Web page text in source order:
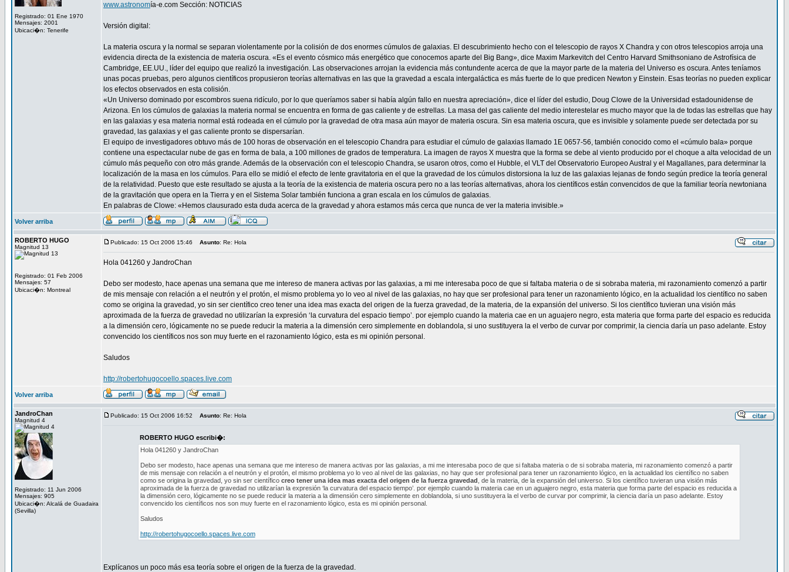
Registrado: 01 Ene 1970
Mensajes: 2001
Ubicaci�n: Tenerife
www.astronomía-e.com Sección: NOTICIAS
Versión digital:
La materia oscura y la normal se separan violentamente por la colisión de dos enormes cúmulos de galaxias. El descubrimiento hecho con el telescopio de rayos X Chandra y con otros telescopios arroja una
evidencia directa de la existencia de materia oscura. «Es el evento cósmico más energético que conocemos aparte del Big Bang», dice Maxim Markevitch del Centro Harvard Smithsoniano de Astrofísica de
Cambridge, EE.UU., líder del equipo que realizó la investigación. Las observaciones arrojan la evidencia más contundente acerca de que la mayor parte de la materia del Universo es oscura. Antes teníamos
unas pocas pruebas, pero algunos científicos propusieron teorías alternativas en las que la gravedad a escala intergaláctica es más fuerte de lo que predicen Newton y Einstein. Esas teorías no pueden explicar
los efectos observados en esta colisión.
«Un Universo dominado por escombros suena ridículo, por lo que queríamos saber si había algún fallo en nuestra apreciación», dice el líder del estudio, Doug Clowe de la Universidad estadounidense de
Arizona. En los cúmulos de galaxias la materia normal se encuentra en forma de gas caliente y de estrellas. La masa del gas caliente del medio interestelar es mucho mayor que la de todas las estrellas que hay
en las galaxias y esa materia normal está rodeada en el cúmulo por la gravedad de otra masa aún mayor de materia oscura. Sin esa materia oscura, que es invisible y solamente puede ser detectada por su
gravedad, las galaxias y el gas caliente pronto se dispersarían.
El equipo de investigadores obtuvo más de 100 horas de observación en el telescopio Chandra para estudiar el cúmulo de galaxias llamado 1E 0657-56, también conocido como el «cúmulo bala» porque
contiene una espectacular nube de gas en forma de bala, a 100 millones de grados de temperatura. La imagen de rayos X muestra que la forma se debe al viento producido por el choque a alta velocidad de un
cúmulo más pequeño con otro más grande. Además de la observación con el telescopio Chandra, se usaron otros, como el Hubble, el VLT del Observatorio Europeo Austral y el Magallanes, para determinar la
localización de la masa en los cúmulos. Para ello se midió el efecto de lente gravitatoria en el que la gravedad de los cúmulos distorsiona la luz de las galaxias lejanas de fondo según predice la teoría general
de la relatividad. Puesto que este resultado se ajusta a la teoría de la existencia de materia oscura pero no a las teorías alternativas, ahora los científicos están convencidos de que la familiar teoría newtoniana
de la gravitación que opera en la Tierra y en el Sistema Solar también funciona a gran escala en los cúmulos de galaxias.
En palabras de Clowe: «Hemos clausurado esta duda acerca de la gravedad y ahora estamos más cerca que nunca de ver la materia invisible.»
Volver arriba
ROBERTO HUGO
Magnitud 13
Registrado: 01 Feb 2006
Mensajes: 57
Ubicaci�n: Montreal
Publicado: 15 Oct 2006 15:46 Asunto: Re: Hola
Hola 041260 y JandroChan
Debo ser modesto, hace apenas una semana que me intereso de manera activas por las galaxias, a mi me interesaba poco de que si faltaba materia o de si sobraba materia, mi razonamiento comenzó a partir
de mis mensaje con relación a el neutrón y el protón, el mismo problema yo lo veo al nivel de las galaxias, no hay que ser profesional para tener un razonamiento lógico, en la actualidad los científico no saben
como se origina la gravedad, yo sin ser científico creo tener una idea mas exacta del origen de la fuerza gravedad, de la materia, de la expansión del universo. Si los científico tuvieran una visión más
aproximada de la fuerza de gravedad no utilizarían la expresión ‘la curvatura del espacio tiempo’. por ejemplo cuando la materia cae en un aguajero negro, esta materia que forma parte del espacio es reducida
a la dimensión cero, lógicamente no se puede reducir la materia a la dimensión cero simplemente en doblandola, si uno sustituyera la el verbo de curvar por comprimir, la ciencia daría un paso adelante. Estoy
convencido los científicos nos son muy fuerte en el razonamiento lógico, esta es mi opinión personal.
Saludos
http://robertohugocoello.spaces.live.com
Volver arriba
JandroChan
Magnitud 4
Registrado: 11 Jun 2006
Mensajes: 905
Ubicaci�n: Alcalá de Guadaira
(Sevilla)
Publicado: 15 Oct 2006 16:52 Asunto: Re: Hola
ROBERTO HUGO escribi�:
Hola 041260 y JandroChan
Debo ser modesto, hace apenas una semana que me intereso de manera activas por las galaxias, a mi me interesaba poco de que si faltaba materia o de si sobraba materia, mi razonamiento comenzó a partir
de mis mensaje con relación a el neutrón y el protón, el mismo problema yo lo veo al nivel de las galaxias, no hay que ser profesional para tener un razonamiento lógico, en la actualidad los científico no saben
como se origina la gravedad, yo sin ser científico creo tener una idea mas exacta del origen de la fuerza gravedad , de la materia, de la expansión del universo. Si los científico tuvieran una visión más
aproximada de la fuerza de gravedad no utilizarían la expresión ‘la curvatura del espacio tiempo’. por ejemplo cuando la materia cae en un aguajero negro, esta materia que forma parte del espacio es reducida a
la dimensión cero, lógicamente no se puede reducir la materia a la dimensión cero simplemente en doblandola, si uno sustituyera la el verbo de curvar por comprimir, la ciencia daría un paso adelante. Estoy
convencido los científicos nos son muy fuerte en el razonamiento lógico, esta es mi opinión personal.
Saludos
http://robertohugocoello.spaces.live.com
Explícanos un poco más esa teoría sobre el origen de la fuerza de la gravedad.